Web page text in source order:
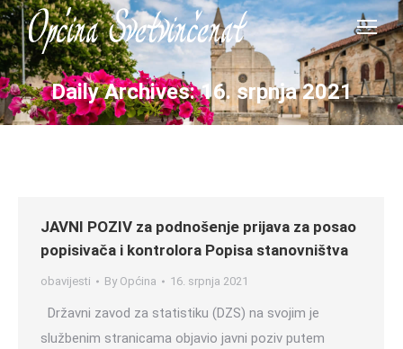
Daily Archives:16. srpnja 2021
JAVNI POZIV za podnošenje prijava za posao
popisivača i kontrolora Popisa stanovništva
obavijesti By Općina 16. srpnja 2021
Državni zavod za statistiku (DZS) na svojim je
službenim stranicama objavio javni poziv putem